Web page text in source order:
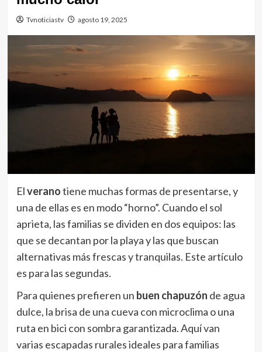
Tvnoticiastv agosto 19, 2025
Elveranotiene muchas formas de presentarse, y
una de ellas es en modo “horno”. Cuando el sol
aprieta, las familias se dividen en dos equipos: las
que se decantan por la playa y las que buscan
alternativas más frescas y tranquilas. Este artículo
es para las segundas.
Para quienes prefieren un buen chapuzón de agua
dulce, la brisa de una cueva con microclima o una
ruta en bici con sombra garantizada. Aquí van
varias escapadas rurales ideales para familias